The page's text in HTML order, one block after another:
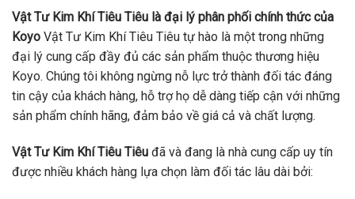
Vật Tư Kim Khí Tiêu Tiêu là đại lý phân phối chính thức của
Koyo Vật Tư Kim Khí Tiêu Tiêu tự hào là một trong những
đại lý cung cấp đầy đủ các sản phẩm thuộc thương hiệu
Koyo. Chúng tôi không ngừng nỗ lực trở thành đối tác đáng
tin cậy của khách hàng, hỗ trợ họ dễ dàng tiếp cận với những
sản phẩm chính hãng, đảm bảo về giá cả và chất lượng.
Vật Tư Kim Khí Tiêu Tiêu đã và đang là nhà cung cấp uy tín
được nhiều khách hàng lựa chọn làm đối tác lâu dài bởi: